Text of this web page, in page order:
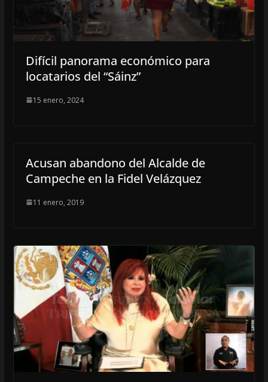
Difícil panorama económico para
locatarios del “Sáinz”
15 enero, 2024
Acusan abandono del Alcalde de
Campeche en la Fidel Velázquez
11 enero, 2019